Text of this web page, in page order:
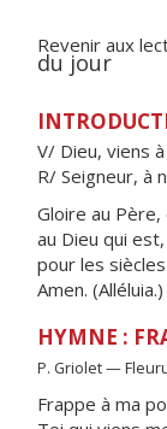
Revenir aux
du jour
V/ Dieu, viens
R/ Seigneur, à
Gloire au
au Dieu qui
pour les
Amen. (Alléluia.)
HYMNE :
P. Griolet —
Frappe à ma